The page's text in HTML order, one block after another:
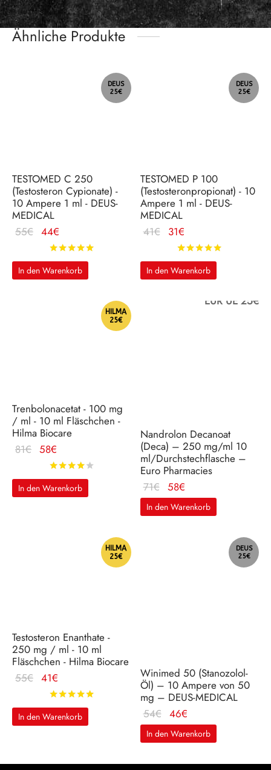
Ähnliche Produkte
DEUS
25€
TESTOMED C 250
(Testosteron Cypionate) -
10 Ampere 1 ml - DEUS-
MEDICAL
55€ Ursprünglicher
Preis war: 55€
44€
Preis ist:
44€.
In den Warenkorb
DEUS
25€
TESTOMED P 100
(Testosteronpropionat) - 10
Ampere 1 ml - DEUS-
MEDICAL
41€
Ursprünglicher
Preis war: 41€
31€
Preis ist:
31€.
In den Warenkorb
HILMA
25€
Trenbolonacetat - 100 mg
/ ml - 10 ml Fläschchen -
Hilma Biocare
81€ Ursprünglicher
Preis war: 81€
58€
Preis ist:
58€.
Bewertet mitvon 5
In den Warenkorb
EUR UE 25€
Nandrolon Decanoat
(Deca) – 250 mg/ml 10
ml/Durchstechflasche –
Euro Pharmacies
71€ Ursprünglicher
Preis war: 71€
58€
Preis ist:
58€.
In den Warenkorb
HILMA
25€
Testosteron Enanthate -
250 mg / ml - 10 ml
Fläschchen - Hilma Biocare
55€ Ursprünglicher
Preis war: 55€
41€
Preis ist:
41€.
Bewertet mit von 5
In den Warenkorb
DEUS
25€
Winimed 50 (Stanozolol-
Öl) – 10 Ampere von 50
mg – DEUS-MEDICAL
54€ Ursprünglicher
Preis war: 54€
46€
Preis ist:
46€.
In den Warenkorb